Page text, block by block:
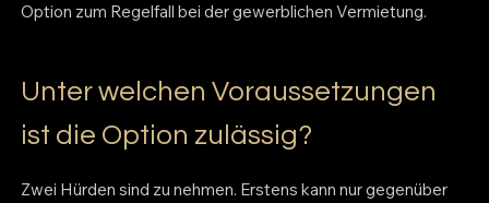
Option zum Regelfall bei der gewerblichen Vermietung.
Unter welchen Voraussetzungen
ist die Option zulässig?
Zwei Hürden sind zu nehmen. Erstens kann nur gegenüber